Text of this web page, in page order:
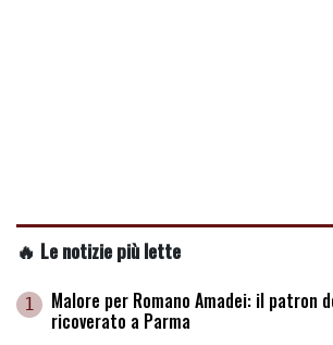
🔥 Le notizie più lette
1 Malore per Romano Amadei: il patron
ricoverato a Parma